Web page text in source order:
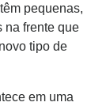
pequenas,
na frente que
tipo de
em uma